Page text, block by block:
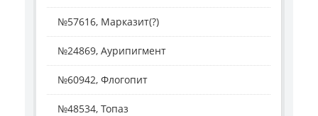
№57616, Марказит(?)
№24869, Аурипигмент
№60942, Флогопит
№48534, Топаз